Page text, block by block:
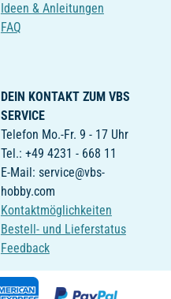
Ideen & Anleitungen
FAQ
DEIN KONTAKT ZUM VBS
SERVICE
Telefon Mo.-Fr. 9 - 17 Uhr
Tel.: +49 4231 - 668 11
E-Mail: service@vbs-
hobby.com
Kontaktmöglichkeiten
Bestell- und Lieferstatus
Feedback